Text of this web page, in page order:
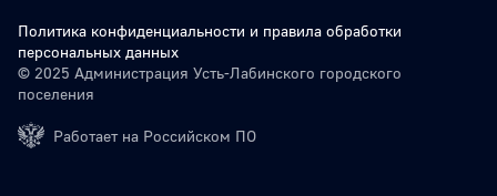
Политика конфиденциальности и правила обработки
персональных данных
© 2025 Администрация Усть-Лабинского городского
поселения
Работает на Российском ПО